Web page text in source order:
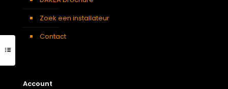
Zoek een installateur
Contact
Account